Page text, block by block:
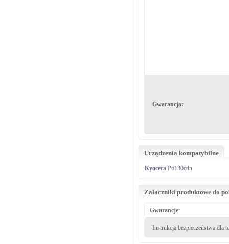
Gwarancja:
Urządzenia kompatybilne
Kyocera P6130cdn
Załaczniki produktowe do
Gwarancje:
Instrukcja bezpieczeństwa dla